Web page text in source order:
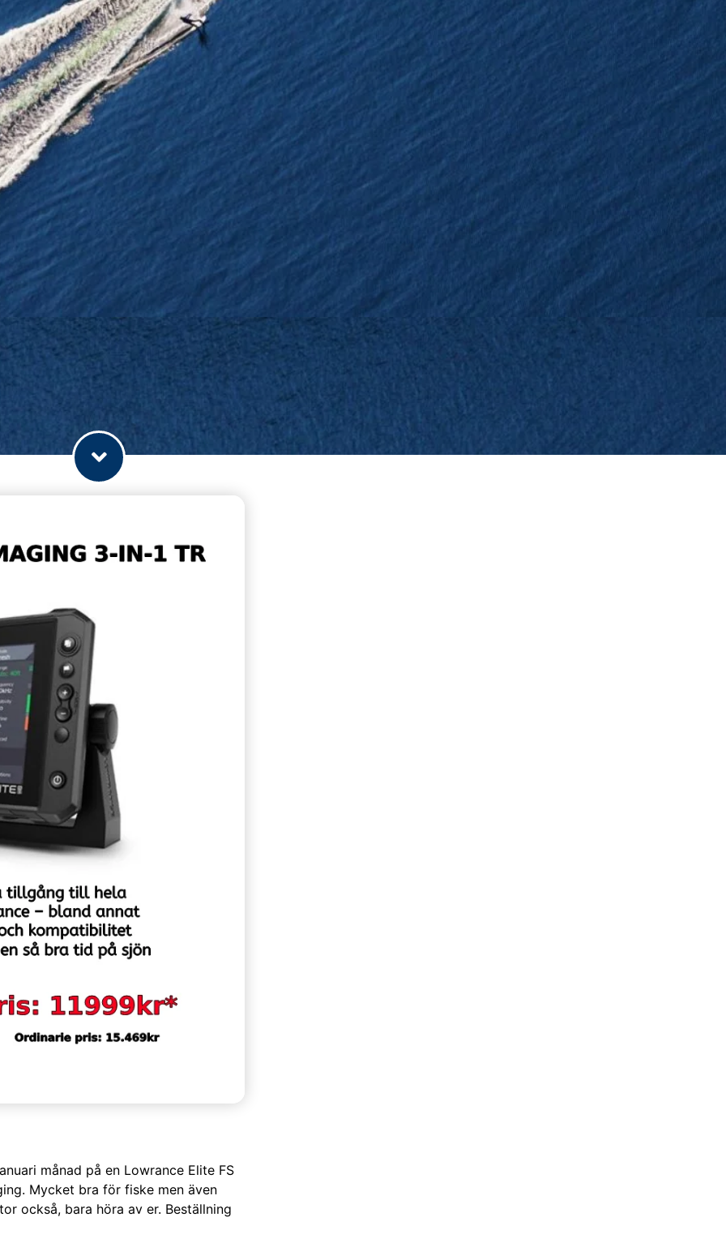
månad på en Lowrance Elite FS
Mycket bra för fiske men även
också, bara höra av er. Beställning